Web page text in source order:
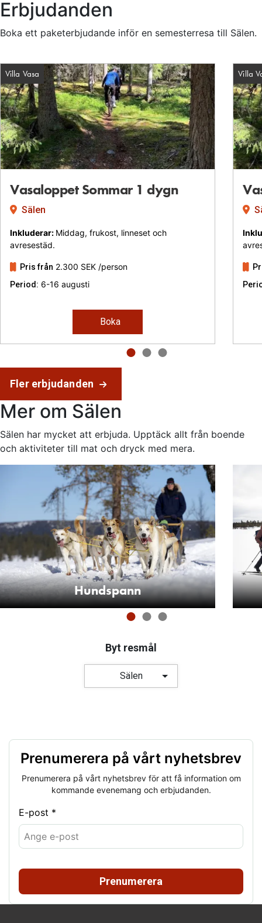
Erbjudanden
Boka ett paketerbjudande inför en semesterresa till Sälen.
Villa Vasa
Vasaloppet Sommar 1 dygnFacility: Villa
Sälen
Inkluderar: Middag, frukost, linneset och
avresestäd.
Pris från 2.300 SEK /person
Period: 6-16 augusti
Boka
Villa
Fler erbjudanden
Mer om Sälen
Sälen har mycket att erbjuda. Upptäck allt från boende
och aktiviteter till mat och dryck med mera.
Hundspann
Byt resmål
Sälen
Prenumerera på vårt nyhetsbrev
Prenumerera på vårt nyhetsbrev för att få information om
kommande evenemang och erbjudanden.
E-post *
Prenumerera